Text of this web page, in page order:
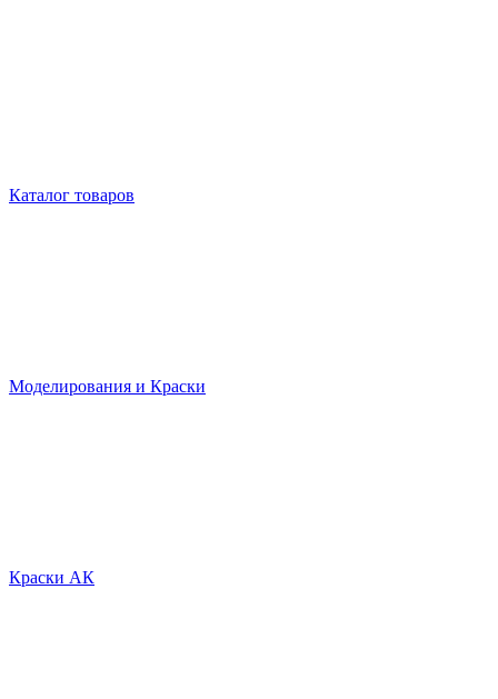
Каталог товаров
Моделирования и Краски
Краски АК